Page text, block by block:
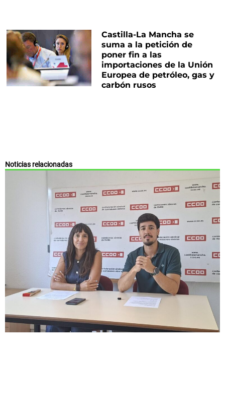
Castilla-La Mancha se
suma a la petición de
poner fin a las
importaciones de la Unión
Europea de petróleo, gas y
carbón rusos
Noticias relacionadas